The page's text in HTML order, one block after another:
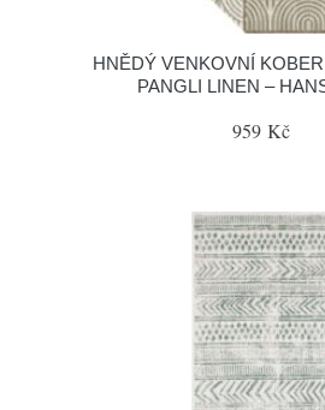
HNĚDÝ VENKOVNÍ
PANGLI LINEN –
959 Kč